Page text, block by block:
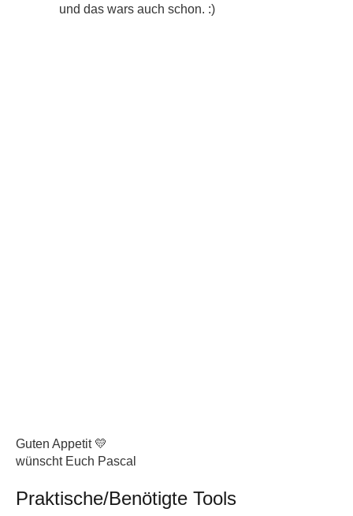
und das wars auch schon. :)
Guten Appetit 💛
wünscht Euch Pascal
Praktische/Benötigte Tools